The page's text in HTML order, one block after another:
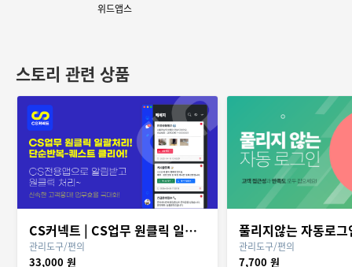
위드앱스
스토리 관련 상품
CS커넥트 | CS업무 원클릭 일괄처리 서비스
관리도구/편의
33,000 원
풀리지않는 자동로그
관리도구/편의
7,700 원